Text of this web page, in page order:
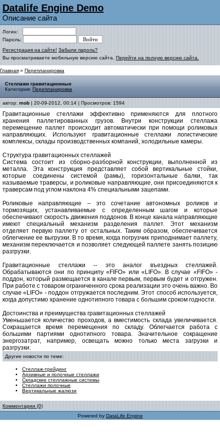
Datalife Engine Demo
Описание сайта
Логин:
Пароль:
Регистрация на сайте! Забыли пароль?
Вы просматриваете мобильную версию сайта. Перейти на полную версию сайта.
Главная » Перепланировка
Стеллажи гравитационные
Категория: Перепланировка
автор: mob | 20-09-2012, 00:14 | Просмотров: 1594
Гравитационные стеллажи эффективно применяются для плотного
хранения паллетированных грузов. Внутри конструкции стеллажа
перемещение паллет происходит автоматически при помощи роликовых
направляющих. Используют гравитационные стеллажи логистические
комплексы, склады производственных компаний, холодильные камеры.
Структура гравитационных стеллажей
Система состоит из сборно-разборной конструкции, выполненной из
металла. Эта конструкция представляет собой вертикальные стойки,
которые соединены системой (рамы), горизонтальные балки, так
называемые траверсы, и роликовые направляющие, они присоединяются к
траверсам под углом наклона 4% специальными зацепами.
Роликовые направляющие – это сочетание автономных роликов и
тормозящих, устанавливаемые с определенным шагом и которые
обеспечивают скорость движения поддонов. В конце канала направляющие
имеют специальный механизм разделения паллет. Этот механизм
отделяет первую паллету от остальных. Таким образом, обеспечивается
облегчение ее выгрузки. В то время, когда погрузчик приподнимает паллету,
механизм переключается и позволяет следующей паллете занять позицию
разгрузки.
Гравитационные стеллажи -- это аналог въездных стеллажей.
Обрабатываются они по принципу «FIFO» или «LIFO». В случае «FIFO» -
поддон, который размещается в канале первым, первым будет и отгружен.
При работе с товаром ограниченного срока реализации это очень важно. Во
случае «LIFO» - поддон отгружается последним. Этот способ используется,
когда допустимо хранение однотипного товара с большим сроком годности.
Достоинства и преимущества гравитационных стеллажей
Уменьшается количество проходов, а вместимость склада увеличивается.
Сокращается время перемещения по складу. Облегчается работа с
большими партиями однотипного товара. Значительное сокращение
энергозатрат, например, освещать можно только места загрузки и
разгрузки.
Другие новости по теме:
Стеллаж-трейдинг
Архивные и полочные стеллажи
Складские стеллажные системы
Стеллажи полочные
Вертикальные жалюзи
Комментарии (0)
Powered by DataLife Engine